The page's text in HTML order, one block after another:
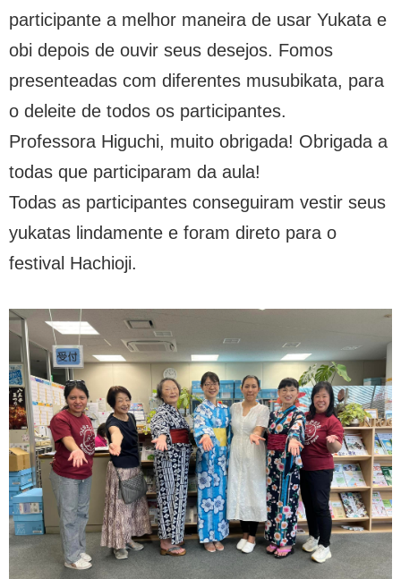
participante a melhor maneira de usar Yukata e
obi depois de ouvir seus desejos. Fomos
presenteadas com diferentes musubikata, para
o deleite de todos os participantes.
Professora Higuchi, muito obrigada! Obrigada a
todas que participaram da aula!
Todas as participantes conseguiram vestir seus
yukatas lindamente e foram direto para o
festival Hachioji.